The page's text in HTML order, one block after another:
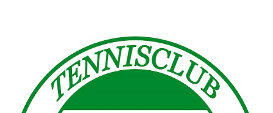
Zuzenhausen
und